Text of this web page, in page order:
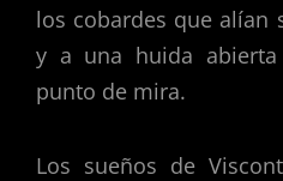
los cobardes que alían
y a una huida
punto de mira.
Los sueños de